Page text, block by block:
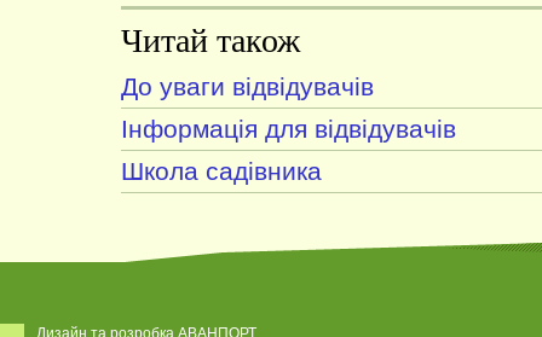
Читай також
До уваги відвідувачів
Інформація для відвідувачів
Школа садівника
Дизайн та розробка АВАНПОРТ